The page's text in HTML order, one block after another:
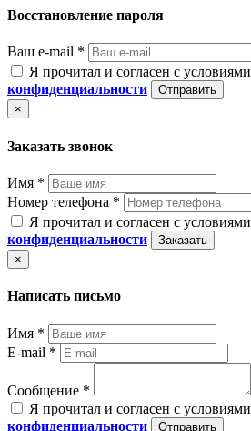
Восстановление пароля
Ваш e-mail *
Я прочитал и согласен с условиями
конфиденциальности
Отправить
×
Заказать звонок
Имя *
Номер телефона *
Я прочитал и согласен с условиями
конфиденциальности
Заказать
×
Написать письмо
Имя *
E-mail *
Сообщение *
Я прочитал и согласен с условиями
конфиденциальности
Отправить